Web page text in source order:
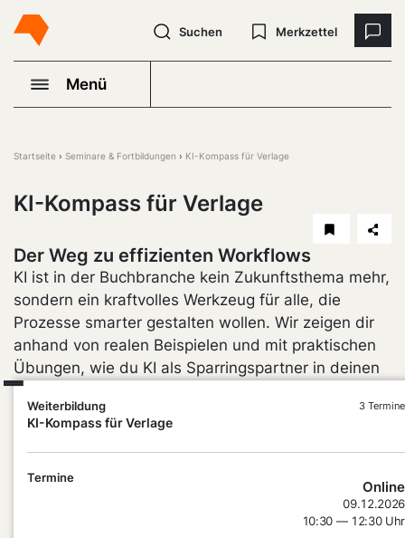
Suchen Merkzettel
Menü
Weiterbildung
KI-Kompass für Verlage
3 Termine
Termine
Online
09.12.2026
10:30 — 12:30 Uhr
Startseite Seminare & Fortbildungen KI-Kompass für Verlage
KI-Kompass für Verlage
Der Weg zu effizienten Workflows
KI ist in der Buchbranche kein Zukunftsthema mehr,
sondern ein kraftvolles Werkzeug für alle, die
Prozesse smarter gestalten wollen. Wir zeigen dir
anhand von realen Beispielen und mit praktischen
Übungen, wie du KI als Sparringspartner in deinen
Verlagsalltag integrierst – von Ideenfindung und
Recherche über Textoptimierung bis hin zu
Projektbeurteilung und Absatzprognosen. Du
bekommst einen Einblick, wie gute Prompts
aussehen können, welche Tools dir heute schon
Zeit sparen und wie du so die Qualität deiner Arbeit